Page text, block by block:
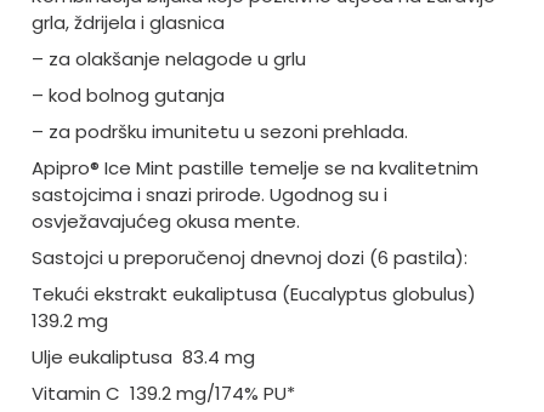
grla, ždrijela i glasnica
– za olakšanje nelagode u grlu
– kod bolnog gutanja
– za podršku imunitetu u sezoni prehlada.
Apipro® Ice Mint pastille temelje se na kvalitetnim
sastojcima i snazi prirode. Ugodnog su i
osvježavajućeg okusa mente.
Sastojci u preporučenoj dnevnoj dozi (6 pastila):
Tekući ekstrakt eukaliptusa (Eucalyptus globulus)
139.2 mg
Ulje eukaliptusa 83.4 mg
Vitamin C 139.2 mg/174% PU*